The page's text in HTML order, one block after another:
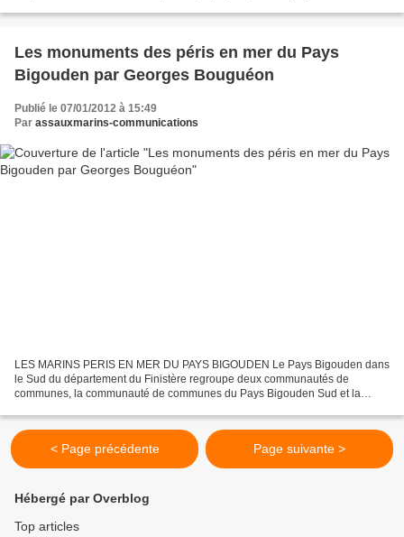
Les monuments des péris en mer du Pays
Bigouden par Georges Bouguéon
Publié le 07/01/2012 à 15:49
Par assauxmarins-communications
LES MARINS PERIS EN MER DU PAYS BIGOUDEN Le Pays Bigouden dans
le Sud du département du Finistère regroupe deux communautés de
communes, la communauté de communes du Pays Bigouden Sud et la
< Page précédente Page suivante >
Hébergé par Overblog
Top articles